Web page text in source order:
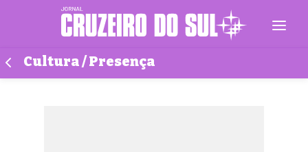
Cultura / Presença